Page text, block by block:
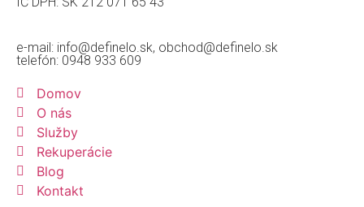
e-mail: info@definelo.sk, obchod@definelo.sk
telefón: 0948 933 609
Domov
O nás
Služby
Rekuperácie
Blog
Kontakt